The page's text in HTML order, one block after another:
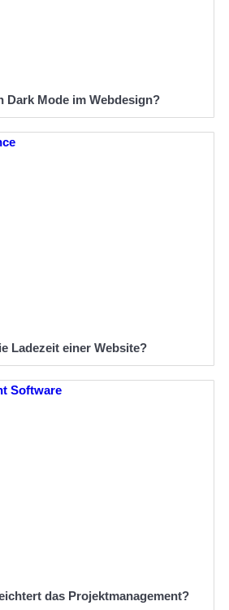
Dark Mode im Webdesign?
Ladezeit einer Website?
das Projektmanagement?